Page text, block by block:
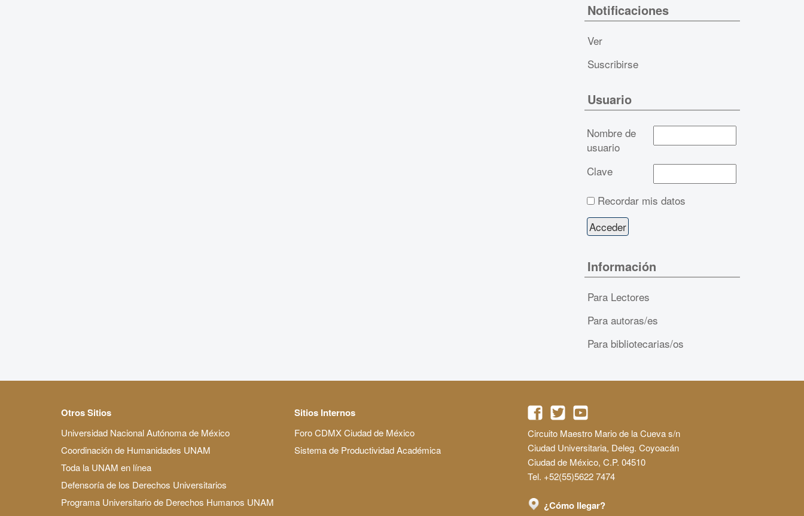
Notificaciones
Ver
Suscribirse
Usuario
Nombre de
usuario
Clave
Recordar mis datos
Información
Para Lectores
Para autoras/es
Para bibliotecarias/os
Otros Sitios
Universidad Nacional Autónoma de México
Coordinación de Humanidades UNAM
Toda la UNAM en línea
Defensoría de los Derechos Universitarios
Programa Universitario de Derechos Humanos UNAM
Sitios Internos
Foro CDMX Ciudad de México
Sistema de Productividad Académica
Circuito Maestro Mario de la Cueva s/n
Ciudad Universitaria, Deleg. Coyoacán
Ciudad de México, C.P. 04510
Tel. +52(55)5622 7474
¿Cómo llegar?